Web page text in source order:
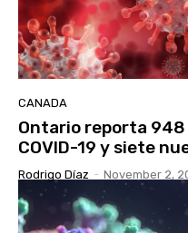
CANADA
Ontario reporta 948
COVID-19 y siete
Rodrigo Díaz - November 2,